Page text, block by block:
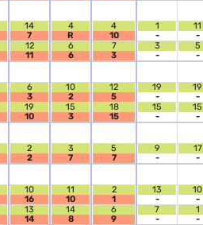
14
7
4
R
4
10
1
-
11
-
12
11
6
6
7
3
3
-
5
-
6
3
10
2
12
5
19
-
19
-
19
10
15
3
18
15
15
-
15
-
2
2
3
7
5
7
9
-
17
-
10
16
11
10
2
1
13
-
10
-
13
14
14
8
6
9
7
-
1
-